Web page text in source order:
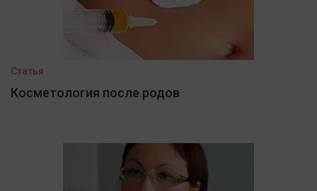
Статья
Косметология после родов